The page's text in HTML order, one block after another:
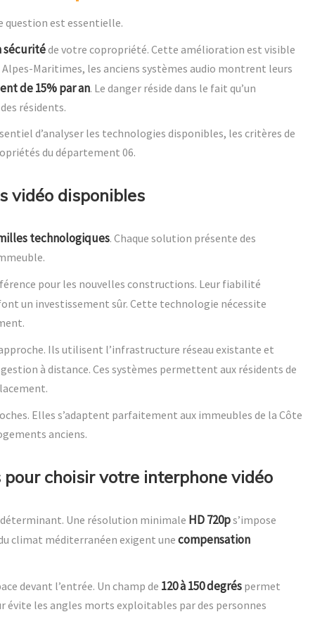
question est essentielle.
sécuritéde votre copropriété. Cette amélioration est visible
Maritimes, les anciens systèmes audio montrent leurs
de 15% par an. Le danger réside dans le fait qu’un
résidents.
d’analyser les technologies disponibles, les critères de
du département 06.
vidéo disponibles
technologiques. Chaque solution présente des
pour les nouvelles constructions. Leur fiabilité
un investissement sûr. Cette technologie nécessite
Ils utilisent l’infrastructure réseau existante et
à distance. Ces systèmes permettent aux résidents de
Elles s’adaptent parfaitement aux immeubles de la Côte
anciens.
choisir votre interphone vidéo
Une résolution minimale HD 720ps’impose
climat méditerranéen exigent une compensation
devant l’entrée. Un champ de 120 à 150 degrés permet
les angles morts exploitables par des personnes